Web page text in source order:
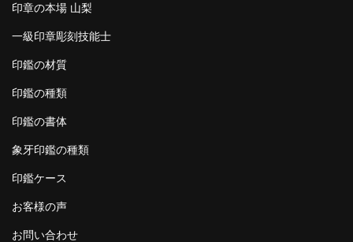
印章の本場 山梨
一級印章彫刻技能士
印鑑の材質
印鑑の種類
印鑑の書体
象牙印鑑の種類
印鑑ケース
お客様の声
お問い合わせ